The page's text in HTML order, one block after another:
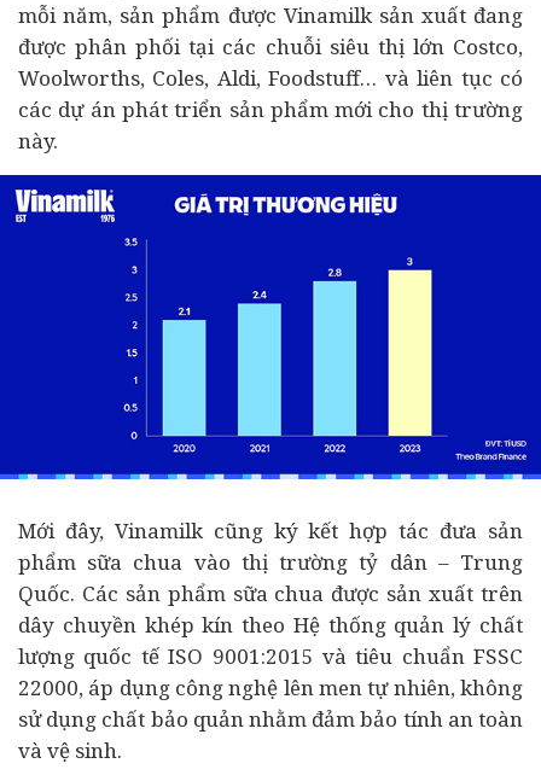
mỗi năm, sản phẩm được Vinamilk sản xuất đang
được phân phối tại các chuỗi siêu thị lớn Costco,
Woolworths, Coles, Aldi, Foodstuff… và liên tục có
các dự ánphát triển sản phẩm mới cho thị trường
này.
Mới đây, Vinamilk cũng ký kết hợp tác đưa sản
phẩm sữa chua vào thị trường tỷ dân – Trung
Quốc. Các sản phẩm sữa chua được sản xuất trên
dây chuyền khép kín theo Hệ thống quản lý chất
lượng quốc tế ISO 9001:2015 và tiêu chuẩn FSSC
22000, áp dụng công nghệ lên men tự nhiên, không
sử dụng chất bảo quản nhằm đảm bảo tính an toàn
và vệ sinh.